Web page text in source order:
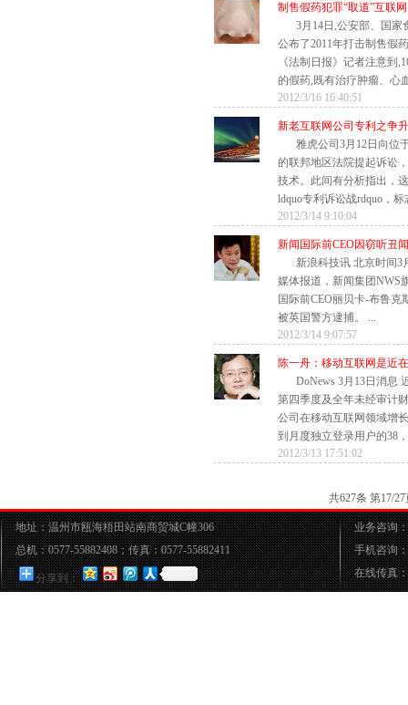
制售假药犯罪“取道”互联网
3月14日,公安部、国家
公布了2011年打击制售
《法制日报》记者注意到
的假药,既有治疗肿瘤、心
2012/3/16 16:40:51
新老互联网公司专利之争
雅虎公司3月12日向位
的联邦地区法院提起诉讼
技术。此间有分析指出，
ldquo专利诉讼战rdquo，标
2012/3/14 9:10:04
新闻国际前CEO因窃听丑
新浪科技讯 北京时间3
媒体报道，新闻集团NWS
国际前CEO丽贝卡-布鲁克
被英国警方逮捕。 ...
2012/3/14 9:07:57
陈一舟：移动互联网是近
DoNews 3月13日消息
第四季度及全年未经审计
公司在移动互联网领域增
到月度独立登录用户的38
2012/3/13 17:51:02
共627条 第
地址：温州市瓯海梧田站南商贸城C幢306
总机：0577-55882408；传真：0577-55882411
分享到：
业务咨询
手机咨询
在线传真